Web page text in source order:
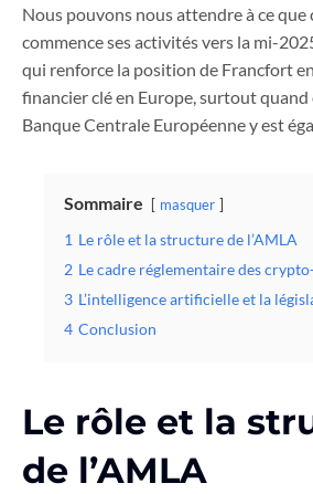
Nous pouvons nous attendre à ce que
commence ses activités vers la mi-
qui renforce la position de Francfort
financier clé en Europe, surtout quand
Banque Centrale Européenne y est
Sommaire masquer
1 Le rôle et la structure de l’AMLA
2 Le cadre réglementaire des
3 L’intelligence artificielle et la
4 Conclusion
Le rôle et la
de l’AMLA